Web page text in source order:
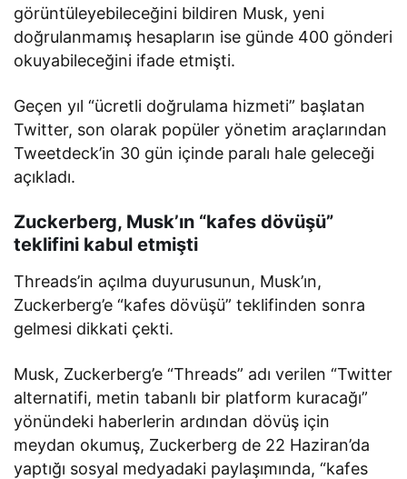
görüntüleyebileceğini bildiren Musk, yeni
doğrulanmamış hesapların ise günde 400 gönderi
okuyabileceğini ifade etmişti.
Geçen yıl “ücretli doğrulama hizmeti” başlatan
Twitter, son olarak popüler yönetim araçlarından
Tweetdeck’in 30 gün içinde paralı hale geleceği
açıkladı.
Zuckerberg, Musk’ın “kafes dövüşü”
teklifini kabul etmişti
Threads’in açılma duyurusunun, Musk’ın,
Zuckerberg’e “kafes dövüşü” teklifinden sonra
gelmesi dikkati çekti.
Musk, Zuckerberg’e “Threads” adı verilen “Twitter
alternatifi, metin tabanlı bir platform kuracağı”
yönündeki haberlerin ardından dövüş için
meydan okumuş, Zuckerberg de 22 Haziran’da
yaptığı sosyal medyadaki paylaşımında, “kafes